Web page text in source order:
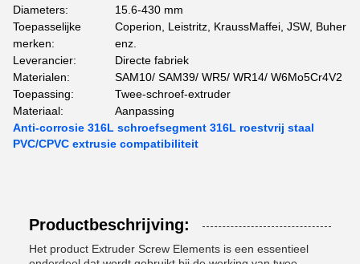
Diameters:
15.6-430 mm
Toepasselijke
merken:
Coperion, Leistritz, KraussMaffei, JSW, Buher
enz.
Leverancier:
Directe fabriek
Materialen:
SAM10/ SAM39/ WR5/ WR14/ W6Mo5Cr4V2
Toepassing:
Twee-schroef-extruder
Materiaal:
Aanpassing
Anti-corrosie 316L schroefsegment 316L roestvrij staal
PVC/CPVC extrusie compatibiliteit
Productbeschrijving:
Het product Extruder Screw Elements is een essentieel